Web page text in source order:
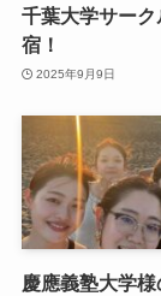
千葉大学サー
宿！
2025年9月9日
慶應義塾大学